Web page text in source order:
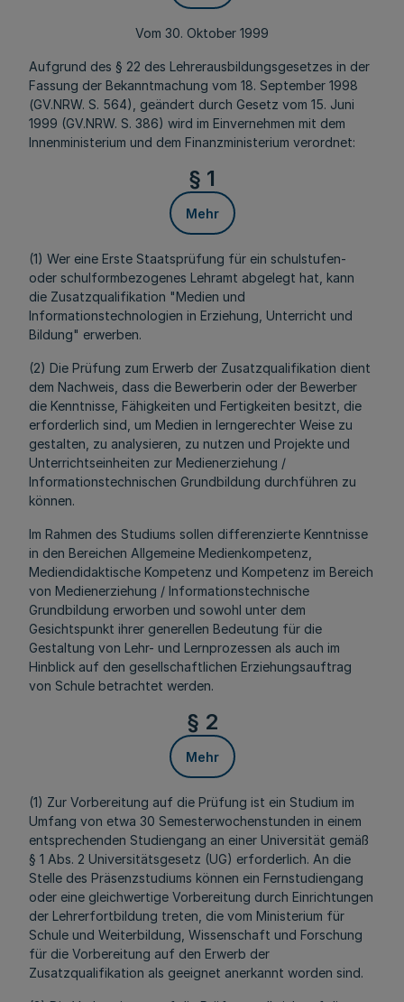
Vom 30. Oktober 1999
Aufgrund des § 22 des Lehrerausbildungsgesetzes in der
Fassung der Bekanntmachung vom 18. September 1998
(GV.NRW. S. 564), geändert durch Gesetz vom 15. Juni
1999 (GV.NRW. S. 386) wird im Einvernehmen mit dem
Innenministerium und dem Finanzministerium verordnet:
§ 1
Mehr
(1) Wer eine Erste Staatsprüfung für ein schulstufen-
oder schulformbezogenes Lehramt abgelegt hat, kann
die Zusatzqualifikation "Medien und
Informationstechnologien in Erziehung, Unterricht und
Bildung" erwerben.
(2) Die Prüfung zum Erwerb der Zusatzqualifikation dient
dem Nachweis, dass die Bewerberin oder der Bewerber
die Kenntnisse, Fähigkeiten und Fertigkeiten besitzt, die
erforderlich sind, um Medien in lerngerechter Weise zu
gestalten, zu analysieren, zu nutzen und Projekte und
Unterrichtseinheiten zur Medienerziehung /
Informationstechnischen Grundbildung durchführen zu
können.
Im Rahmen des Studiums sollen differenzierte Kenntnisse
in den Bereichen Allgemeine Medienkompetenz,
Mediendidaktische Kompetenz und Kompetenz im Bereich
von Medienerziehung / Informationstechnische
Grundbildung erworben und sowohl unter dem
Gesichtspunkt ihrer generellen Bedeutung für die
Gestaltung von Lehr- und Lernprozessen als auch im
Hinblick auf den gesellschaftlichen Erziehungsauftrag
von Schule betrachtet werden.
§ 2
Mehr
(1) Zur Vorbereitung auf die Prüfung ist ein Studium im
Umfang von etwa 30 Semesterwochenstunden in einem
entsprechenden Studiengang an einer Universität gemäß
§ 1 Abs. 2 Universitätsgesetz (UG) erforderlich. An die
Stelle des Präsenzstudiums können ein Fernstudiengang
oder eine gleichwertige Vorbereitung durch Einrichtungen
der Lehrerfortbildung treten, die vom Ministerium für
Schule und Weiterbildung, Wissenschaft und Forschung
für die Vorbereitung auf den Erwerb der
Zusatzqualifikation als geeignet anerkannt worden sind.